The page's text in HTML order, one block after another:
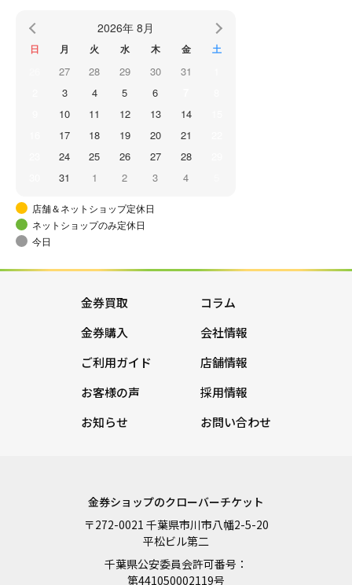
2026年 8月
日 月 火 水 木 金 土
27 28 29 30 31
3 4 5 6
10 11 12 13 14
17 18 19 20 21
24 25 26 27 28
31 1 2 3 4
店舗＆ネットショップ定休日
ネットショップのみ定休日
今日
金券買取
金券購入
ご利用ガイド
お客様の声
お知らせ
コラム
会社情報
店舗情報
採用情報
お問い合わせ
金券ショップのクローバーチケット
〒272-0021 千葉県市川市八幡2-5-20
平松ビル第二
千葉県公安委員会許可番号：
第441050002119号